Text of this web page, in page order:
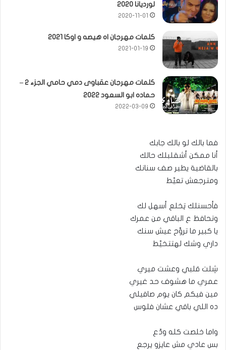
لورديانا 2020
2020-11-01
كلمات مهرجان اه هيصه و اوكا 2021
2021-01-19
كلمات مهرجان عقباوى دمي حامي الجزء 2 –
حماده ابو السعود 2022
2022-03-09
فما بالك لو بالك جابك
أنا ممكن أشقلبلك حالك
بالقاضية يطير صف سنانك
ومترجعش تعيّط
فأحسنلك تِخلع أسهل لك
وتحافظ ع الباقي من عمرك
يا كبير ما تروَّح عيش سنك
داري وشك لهتتخيّط
شِلت قلبي وعشت ميري
عمري ما هشوف حد غيري
مين فيكم كان يوم صافيلي
ده اللي باقي عشان فلوس
واما خلصت كله ودّع
بس عادي مش عايزو يرجع